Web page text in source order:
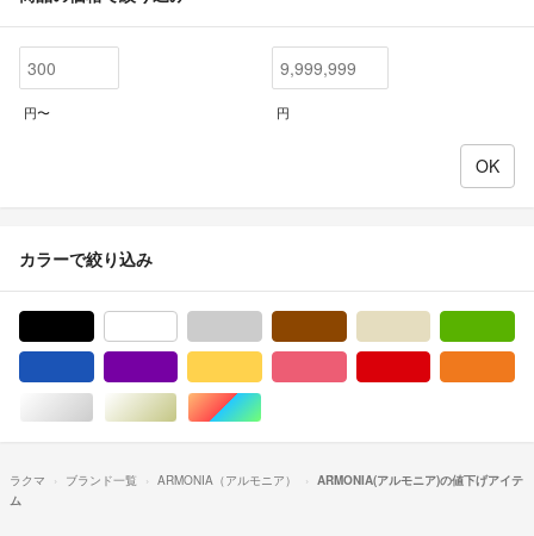
円〜 円
カラーで絞り込み
シルバー/銀色系ゴールド/金色系マルチカラー
ラクマ ブランド一覧 ARMONIA（アルモニア）
ARMONIA(アルモニア)の値下げアイテ
ム